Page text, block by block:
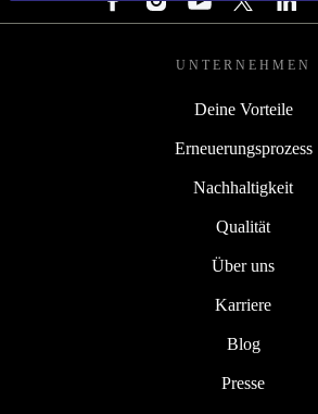
UNTERNEHMEN
Deine Vorteile
Erneuerungsprozess
Nachhaltigkeit
Qualität
Über uns
Karriere
Blog
Presse